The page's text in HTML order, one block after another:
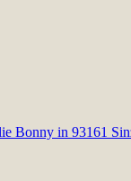
Bonny in 93161